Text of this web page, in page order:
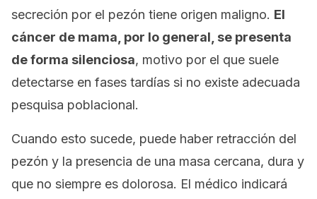
secreción por el pezón tiene origen maligno. El
cáncer de mama, por lo general, se presenta
de forma silenciosa, motivo por el que suele
detectarse en fases tardías si no existe adecuada
pesquisa poblacional.
Cuando esto sucede, puede haber retracción del
pezón y la presencia de una masa cercana, dura y
que no siempre es dolorosa. El médico indicará